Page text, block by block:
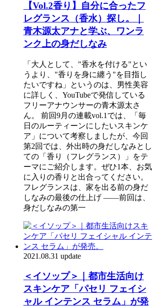
【Vol.2香り】自分に合ったフ
レグランス（香水）探し。｜
青木源太アナと学ぶ、ワンラ
ンク上の身だしなみ
「大人として、"香水を付ける"とい
うより、"香りを身に纏う"を目指し
たいですね」というのは、男性美容
に詳しく、YouTubeで発信している
フリーアナウンサーの青木源太さ
ん。 前回9月の連載vol.1では、「毎
日のルーティーンにしたいスキンケ
ア」について考察しましたが、今回
第2回では、外出時の身だしなみとし
ての「香り（フレグランス）」をテ
ーマにご紹介します。ぜひ1本、お気
に入りの香りと出合ってください。
フレグランスは、家を出る前の身だ
しなみの最後の仕上げ ――前回は、
身だしなみの第一
2021.08.31 update
＜イソップ＞｜都市生活向け
スキンケア「パセリ フェイシ
ャル インテンス セラム」が発